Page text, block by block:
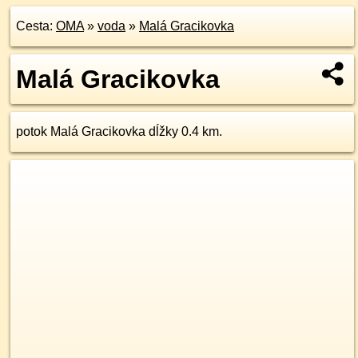
Cesta: OMA» voda » Malá Gracikovka
Malá Gracikovka
potok Malá Gracikovka dĺžky 0.4 km.